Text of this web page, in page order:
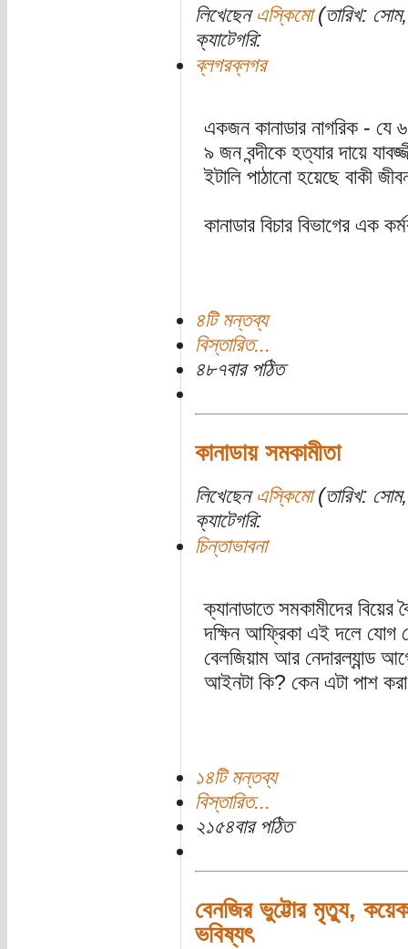
লিখেছেন এস্কিমো(তারিখ:
ক্যাটেগরি:
ব্লগরব্লগর
একজন কানাডার নাগরিক - যে
৯ জন বন্দীকে হত্যার দায়ে
ইটালি পাঠানো হয়েছে বাকী
কানাডার বিচার বিভাগের এক
৪টি মন্তব্য
বিস্তারিত...
৪৮৭বার পঠিত
কানাডায় সমকামীতা
লিখেছেন এস্কিমো(তারিখ:
ক্যাটেগরি:
চিন্তাভাবনা
ক্যানাডাতে সমকামীদের
দক্ষিন আফ্রিকা এই দলে যোগ
বেলজিয়াম আর
আইনটা কি? কেন এটা পাশ
১৪টি মন্তব্য
বিস্তারিত...
২১৫৪বার পঠিত
বেনজির ভুট্টোর মৃত্যু,
ভবিষ্যৎ